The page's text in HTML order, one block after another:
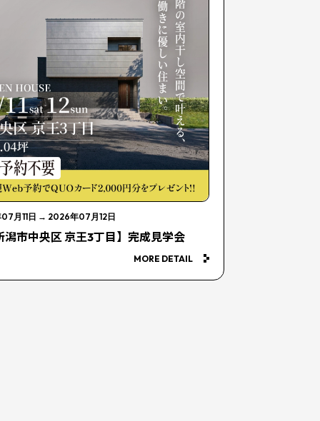
月11日 → 2026年07月12日
市中央区 京王3丁目】完成見学会
MORE DETAIL